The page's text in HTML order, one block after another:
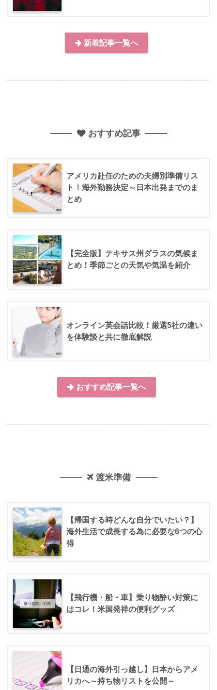
新着記事一覧へ
おすすめ記事
アメリカ赴任のための夫婦別準備リス
ト！海外勤務決定～日本出発までのま
とめ
【完全版】テキサス州ダラスの気候ま
とめ！季節ごとの天気や気温を紹介
オンライン英会話比較！厳選5社の違い
を体験談と共に徹底解説
おすすめ記事一覧へ
渡米準備
【帰国する時どんな自分でいたい？】
海外生活で成長する為に必要な6つの心
得
【飛行機・船・車】乗り物酔い対策に
はコレ！米国発祥の便利グッズ
【日通の海外引っ越し】日本からアメ
リカへ～持ち物リストを公開～